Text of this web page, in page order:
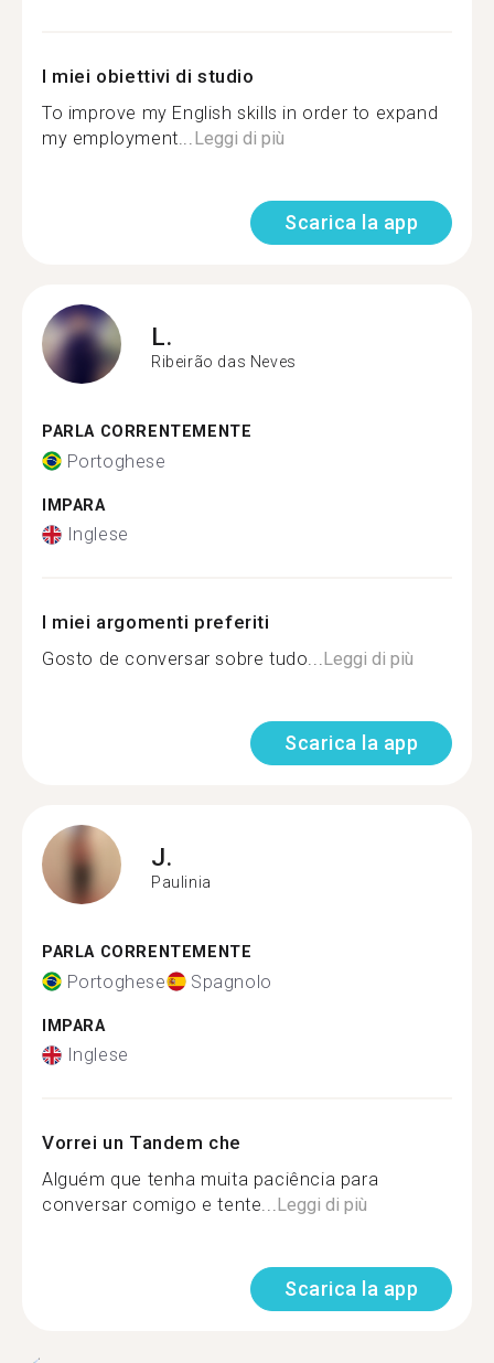
I miei obiettivi di studio
To improve my English skills in order to expand
my employment...Leggi di più
Scarica la app
L.
Ribeirão das Neves
PARLA CORRENTEMENTE
Portoghese
IMPARA
Inglese
I miei argomenti preferiti
Gosto de conversar sobre tudo...Leggi di più
Scarica la app
J.
Paulinia
PARLA CORRENTEMENTE
Portoghese Spagnolo
IMPARA
Inglese
Vorrei un Tandem che
Alguém que tenha muita paciência para
conversar comigo e tente...Leggi di più
Scarica la app